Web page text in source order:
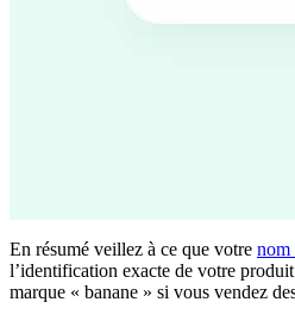
En résumé veillez à ce que votre nom
l’identification exacte de votre
marque « banane » si vous vendez